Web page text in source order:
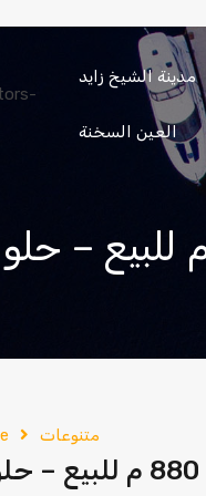
مدينة 6
حدائق
أكتوبر
مدينة الشيخ زايد
العين السخنة
متنوعات